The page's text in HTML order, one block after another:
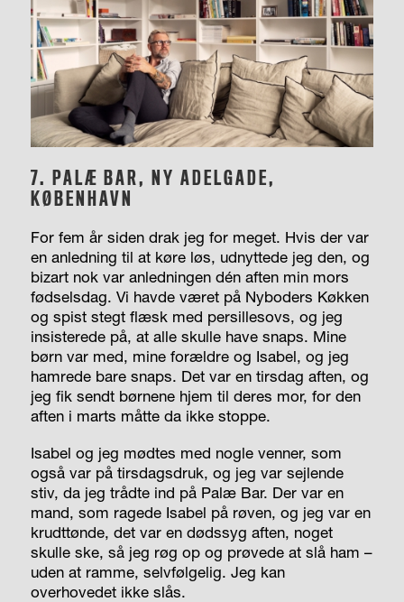
7. PALÆ BAR, NY ADELGADE,
KØBENHAVN
For fem år siden drak jeg for meget. Hvis der var
en anledning til at køre løs, udnyttede jeg den, og
bizart nok var anledningen dén aften min mors
fødselsdag. Vi havde været på Nyboders Køkken
og spist stegt flæsk med persillesovs, og jeg
insisterede på, at alle skulle have snaps. Mine
børn var med, mine forældre og Isabel, og jeg
hamrede bare snaps. Det var en tirsdag aften, og
jeg fik sendt børnene hjem til deres mor, for den
aften i marts måtte da ikke stoppe.
Isabel og jeg mødtes med nogle venner, som
også var på tirsdagsdruk, og jeg var sejlende
stiv, da jeg trådte ind på Palæ Bar. Der var en
mand, som ragede Isabel på røven, og jeg var en
krudttønde, det var en dødssyg aften, noget
skulle ske, så jeg røg op og prøvede at slå ham –
uden at ramme, selvfølgelig. Jeg kan
overhovedet ikke slås.